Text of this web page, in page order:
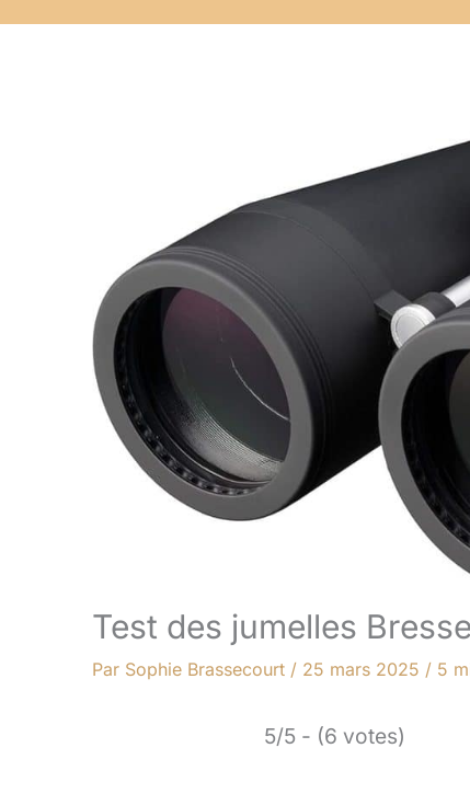
Test des jumelles
Par Sophie Brassecourt / 25 mars 2025 / 5
5/5 - (6 votes)